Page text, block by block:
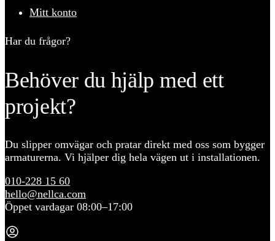
Mitt konto
Har du frågor?
Behöver du hjälp med ett
projekt?
Du slipper omvägar och pratar direkt med oss som bygger
armaturerna. Vi hjälper dig hela vägen ut i installationen.
010-228 15 60
hello@nellca.com
Öppet vardagar 08:00–17:00